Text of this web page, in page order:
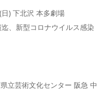
) 下北沢 本多劇場
、新型コロナウイルス感染
立芸術文化センター 阪急 中